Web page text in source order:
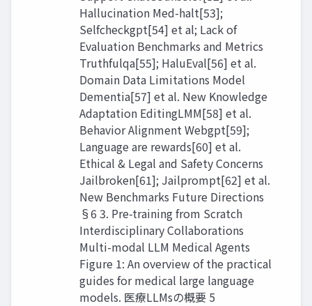
Hallucination Med-halt[53];
Selfcheckgpt[54] et al; Lack of
Evaluation Benchmarks and Metrics
Truthfulqa[55]; HaluEval[56] et al.
Domain Data Limitations Model
Dementia[57] et al. New Knowledge
Adaptation EditingLMM[58] et al.
Behavior Alignment Webgpt[59];
Language are rewards[60] et al.
Ethical & Legal and Safety Concerns
Jailbroken[61]; Jailprompt[62] et al.
New Benchmarks Future Directions
§6 3. Pre-training from Scratch
Interdisciplinary Collaborations
Multi-modal LLM Medical Agents
Figure 1: An overview of the practical
guides for medical large language
models. 医療LLMsの概要 5